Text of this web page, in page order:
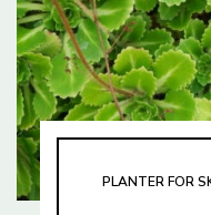
PLANTER FOR